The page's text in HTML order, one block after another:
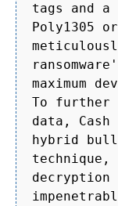
tags and a
Poly1305 or
maximum
To
data, Cash
hybrid
technique,